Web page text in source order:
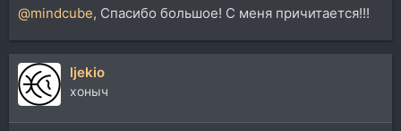
@mindcube, Спасибо большое! С меня причитается!!!
ljekio
хоныч